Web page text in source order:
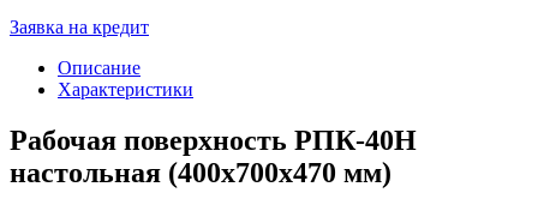
Заявка на кредит
Описание
Характеристики
Рабочая поверхность РПК-40Н
настольная (400x700x470 мм)